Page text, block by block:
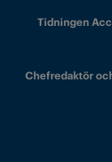
Tidningen
Chefredaktör